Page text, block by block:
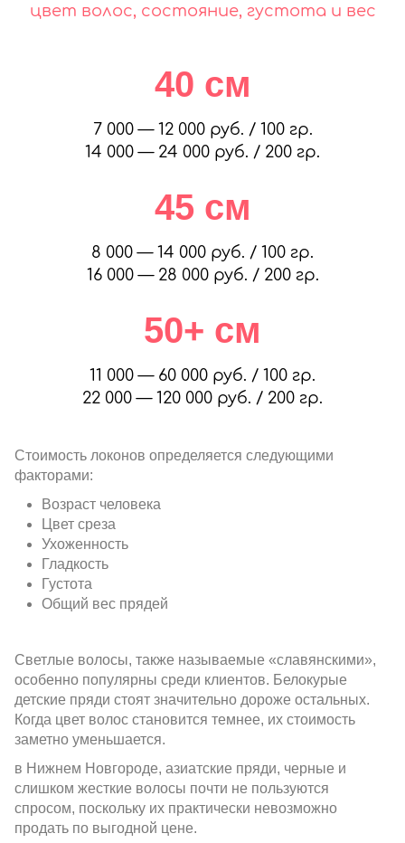
цвет волос, состояние, густота и вес
40 см
7 000 — 12 000 руб. / 100 гр.
14 000 — 24 000 руб. / 200 гр.
45 см
8 000 — 14 000 руб. / 100 гр.
16 000 — 28 000 руб. / 200 гр.
50+ см
11 000 — 60 000 руб. / 100 гр.
22 000 — 120 000 руб. / 200 гр.
Стоимость локонов определяется следующими
факторами:
Возраст человека
Цвет среза
Ухоженность
Гладкость
Густота
Общий вес прядей
Светлые волосы, также называемые «славянскими»,
особенно популярны среди клиентов. Белокурые
детские пряди стоят значительно дороже остальных.
Когда цвет волос становится темнее, их стоимость
заметно уменьшается.
в Нижнем Новгороде, азиатские пряди, черные и
слишком жесткие волосы почти не пользуются
спросом, поскольку их практически невозможно
продать по выгодной цене.